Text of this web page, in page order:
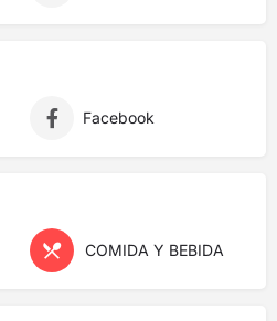
Facebook
COMIDA Y BEBIDA